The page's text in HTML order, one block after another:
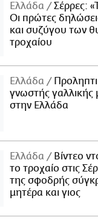
Ελλάδα
Σέρρες:
Οι πρώτες
και συζύγου των
τροχαίου
Ελλάδα
γνωστής γαλλικής
στην Ελλάδα
Ελλάδα
Βίντεο
το τροχαίο στις
της σφοδρής
μητέρα και γιος